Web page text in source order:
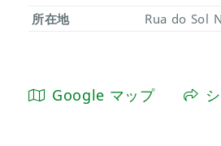
所在地 Rua do Sol
Google マップ